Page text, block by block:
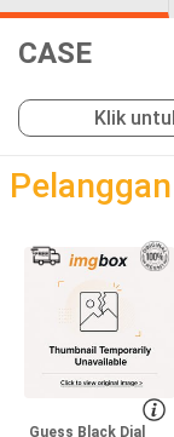
CASE
Klik
Guess Black Dial